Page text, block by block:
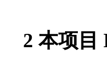
2 本项目